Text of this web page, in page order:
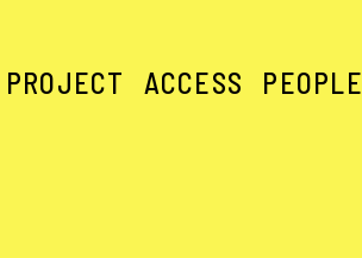
PROJECT ACCESS PEOPLE